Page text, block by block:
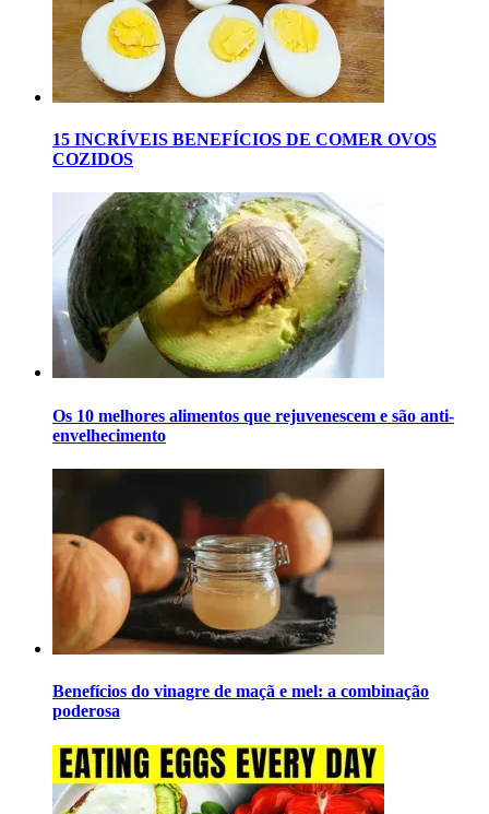
15 INCRÍVEIS BENEFÍCIOS DE COMER OVOS
COZIDOS
Os 10 melhores alimentos que rejuvenescem e são anti-
envelhecimento
Benefícios do vinagre de maçã e mel: a combinação
poderosa